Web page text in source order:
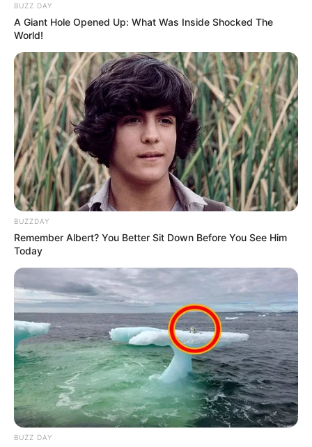
BUZZ DAY
A Giant Hole Opened Up: What Was Inside Shocked The
World!
BUZZDAY
Remember Albert? You Better Sit Down Before You See Him
Today
BUZZ DAY